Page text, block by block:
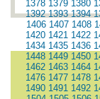
1378 1379 1380
1392 1393 1394
1406 1407 1408
1420 1421 1422
1434 1435 1436
1448 1449 1450
1462 1463 1464
1476 1477 1478
1490 1491 1492